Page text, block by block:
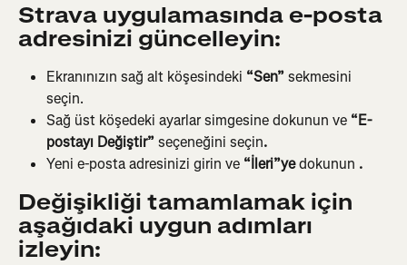
Strava uygulamasında e-posta
adresinizi güncelleyin:
Ekranınızın sağ alt köşesindeki “Sen” sekmesini
seçin.
Sağ üst köşedeki ayarlar simgesine dokunun ve “E-
postayı Değiştir” seçeneğini seçin.
Yeni e-posta adresinizi girin ve “İleri”ye dokunun .
Değişikliği tamamlamak için
aşağıdaki uygun adımları
izleyin: